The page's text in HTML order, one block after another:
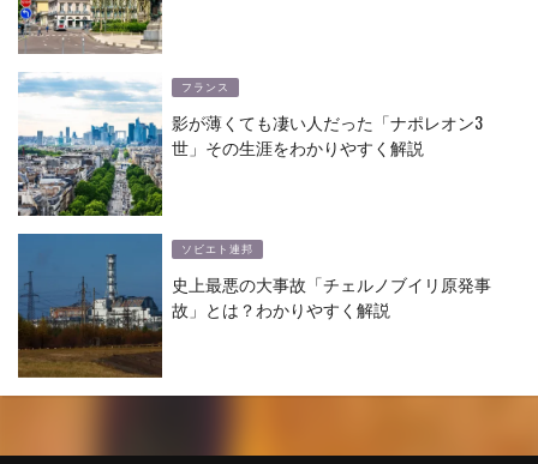
フランス
影が薄くても凄い人だった「ナポレオン3
世」その生涯をわかりやすく解説
ソビエト連邦
史上最悪の大事故「チェルノブイリ原発事
故」とは？わかりやすく解説